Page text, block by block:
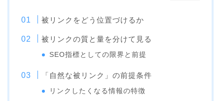
被リンクをどう位置づけるか
被リンクの質と量を分けて見る
SEO指標としての限界と前提
「自然な被リンク」の前提条件
リンクしたくなる情報の特徴